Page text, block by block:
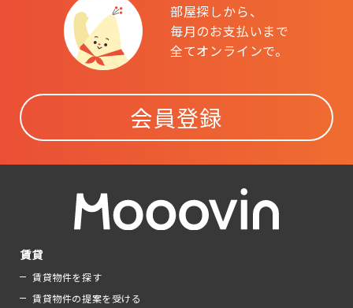
部屋探しから、
毎月のお支払いまで
全てオンラインで。
会員登録
賃貸
賃貸物件を探す
賃貸物件の提案を受ける